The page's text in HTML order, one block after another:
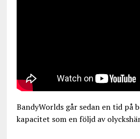
BandyWorlds går sedan en tid på
kapacitet som en följd av